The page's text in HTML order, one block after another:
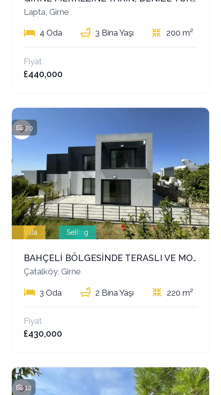
Lapta, Girne
4 Oda 3 Bina Yaşı 200 m²
Fiyat
£440,000
20
Villa Selling
BAHÇELİ BÖLGESİNDE TERASLI VE MODERN 3+1 SATILIK VİLLA!
Çatalköy, Girne
3 Oda 2 Bina Yaşı 220 m²
Fiyat
£430,000
12